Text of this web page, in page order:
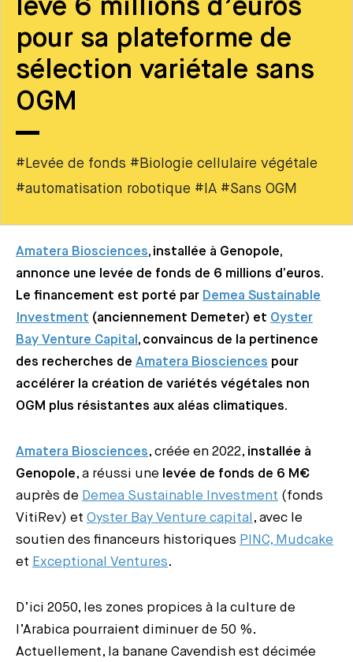
lève 6 millions d’euros
pour sa plateforme de
sélection variétale sans
OGM
#Levée de fonds #Biologie cellulaire végétale
#automatisation robotique #IA #Sans OGM
Amatera Biosciences, installée à Genopole,
annonce une levée de fonds de 6 millions d’euros.
Le financement est porté par Demea Sustainable
Investment (anciennement Demeter) et Oyster
Bay Venture Capital , convaincus de la pertinence
des recherches de Amatera Biosciences pour
accélérer la création de variétés végétales non
OGM plus résistantes aux aléas climatiques.
Amatera Biosciences, créée en 2022, installée à
Genopole, a réussi une levée de fonds de 6 M€
auprès de Demea Sustainable Investment (fonds
VitiRev) et Oyster Bay Venture capital , avec le
soutien des financeurs historiques PINC, Mudcake
et Exceptional Ventures.
D’ici 2050, les zones propices à la culture de
l’Arabica pourraient diminuer de 50 %.
Actuellement, la banane Cavendish est décimée